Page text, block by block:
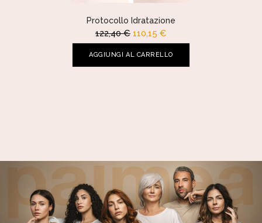
Protocollo Idratazione
122,40€ 110,15 €
AGGIUNGI AL CARRELLO